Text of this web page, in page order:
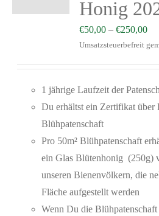
Honig
€50,00 –€250,00
Umsatzsteuerbefreit
1 jährige Laufzeit der
Du erhältst ein Zertifikat über
Blühpatenschaft
Pro 50m² Blühpatenschaft
ein Glas Blütenhonig (250g)
unseren Bienenvölkern, die
Fläche aufgestellt werden
Wenn Du die Blühpatenschaft